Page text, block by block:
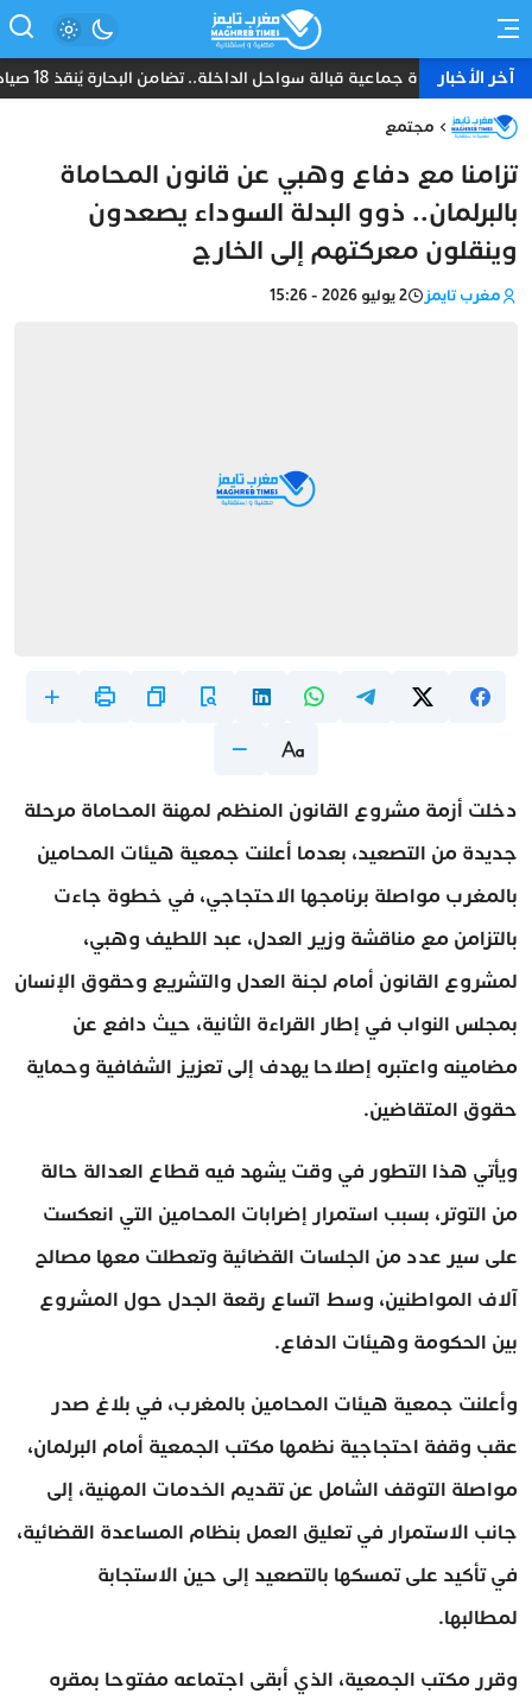
آخر الأخبارنجاة جماعية قبالة سواحل الداخلة.. تضامن البحارة يُنقذ 18 صياداً من غرق مركب “أمانة”
مجتمع
تزامنا مع دفاع وهبي عن قانون المحاماة
بالبرلمان.. ذوو البدلة السوداء يصعدون
وينقلون معركتهم إلى الخارج
مغرب تايمز 2 يوليو 2026 - 15:26
دخلت أزمة مشروع القانون المنظم لمهنة المحاماة مرحلة
جديدة من التصعيد، بعدما أعلنت جمعية هيئات المحامين
بالمغرب مواصلة برنامجها الاحتجاجي، في خطوة جاءت
بالتزامن مع مناقشة وزير العدل، عبد اللطيف وهبي،
لمشروع القانون أمام لجنة العدل والتشريع وحقوق الإنسان
بمجلس النواب في إطار القراءة الثانية، حيث دافع عن
مضامينه واعتبره إصلاحا يهدف إلى تعزيز الشفافية وحماية
حقوق المتقاضين.
ويأتي هذا التطور في وقت يشهد فيه قطاع العدالة حالة
من التوتر، بسبب استمرار إضرابات المحامين التي انعكست
على سير عدد من الجلسات القضائية وتعطلت معها مصالح
آلاف المواطنين، وسط اتساع رقعة الجدل حول المشروع
بين الحكومة وهيئات الدفاع.
وأعلنت جمعية هيئات المحامين بالمغرب، في بلاغ صدر
عقب وقفة احتجاجية نظمها مكتب الجمعية أمام البرلمان،
مواصلة التوقف الشامل عن تقديم الخدمات المهنية، إلى
جانب الاستمرار في تعليق العمل بنظام المساعدة القضائية،
في تأكيد على تمسكها بالتصعيد إلى حين الاستجابة
لمطالبها.
وقرر مكتب الجمعية، الذي أبقى اجتماعه مفتوحا بمقره